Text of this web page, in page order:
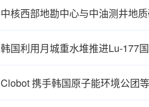
中核西部地勘中心与中油测井地
韩国利用月城重水堆推进Lu-177